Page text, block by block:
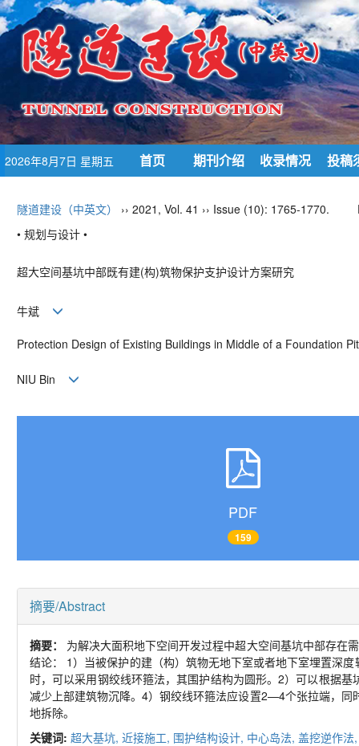
2026年8月7日 星期五 首页 期刊介绍 收录情况 投稿
隧道建设（中英文） ›› 2021, Vol. 41 ›› Issue (10): 1765-1770.
• 规划与设计 •
超大空间基坑中部既有建(构)筑物保护支护设计方案研究
牛斌
Protection Design of Existing Buildings in Middle of a Foundation
NIU Bin
PDF
159
摘要/Abstract
摘要： 为解决大面积地下空间开发过程中超大空间基坑中部存在
结论：
1）当被保护的建（构）筑物无地下室或者地下室埋置深
时，可以采用钢绞线环箍法，其围护结构为圆形。2）可以根据基
减少上部建筑物沉降。4）钢绞线环箍法应设置2—4个张拉端，同
地拆除。
关键词: 超大基坑, 近接施工, 围护结构设计, 中心岛法, 盖挖逆作